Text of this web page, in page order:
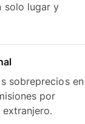
solo lugar y
sobreprecios en
por